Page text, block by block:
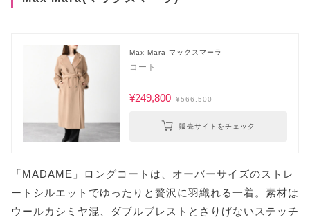
Max Mara マックスマーラ
コート
¥249,800 ¥566,500
販売サイトをチェック
「MADAME」ロングコートは、オーバーサイズのストレ
ートシルエットでゆったりと贅沢に羽織れる一着。素材は
ウールカシミヤ混、ダブルブレストとさりげないステッチ